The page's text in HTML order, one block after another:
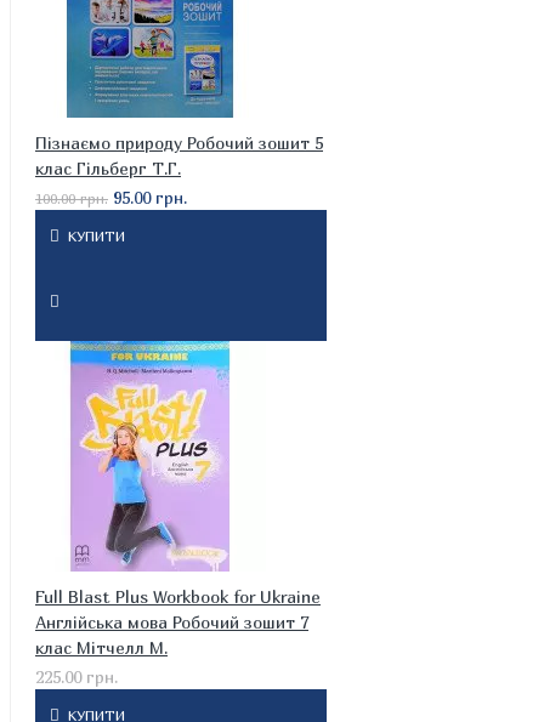
Пізнаємо природу Робочий зошит 5
клас Гільберг Т.Г.
100.00 грн. 95.00 грн.
КУПИТИ
Full Blast Plus Workbook for Ukraine
Англійська мова Робочий зошит 7
клас Мітчелл М.
225.00 грн.
КУПИТИ